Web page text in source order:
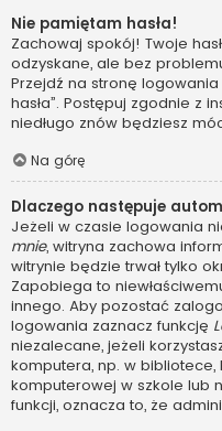
Nie pamiętam hasła!
Zachowaj spokój! Twoje
odzyskane, ale bez
Przejdź na stronę
hasła”. Postępuj zgodnie z
niedługo znów będziesz
Na górę
Dlaczego następuje
Jeżeli w czasie logowania
mnie, witryna zachowa
witrynie będzie trwał tylko
Zapobiega to
innego. Aby pozostać
logowania zaznacz funkcję
niezalecane, jeżeli
komputera, np. w
komputerowej w szkole lub
funkcji, oznacza to, że